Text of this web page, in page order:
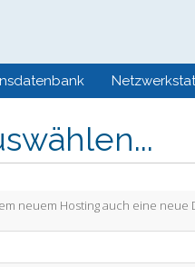
neuem Hosting auch eine neue